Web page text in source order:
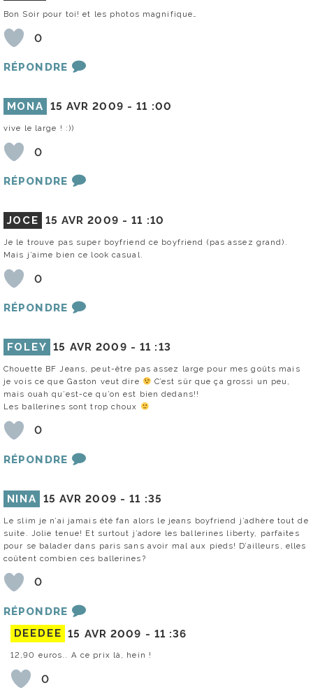
Bon Soir pour toi! et les photos magnifique…
0
RÉPONDRE
MONA 15 AVR 2009 -11 :00
vive le large ! :))
0
RÉPONDRE
JOCE 15 AVR 2009 -11 :10
Je le trouve pas super boyfriend ce boyfriend (pas assez grand).
Mais j’aime bien ce look casual.
0
RÉPONDRE
FOLEY 15 AVR 2009 -11 :13
Chouette BF Jeans, peut-être pas assez large pour mes goûts mais
je vois ce que Gaston veut dire
C’est sûr que ça grossi un peu,
mais ouah qu’est-ce qu’on est bien dedans!!
Les ballerines sont trop choux
0
RÉPONDRE
NINA 15 AVR 2009 -11 :35
Le slim je n’ai jamais été fan alors le jeans boyfriend j’adhère tout de
suite. Jolie tenue! Et surtout j’adore les ballerines liberty, parfaites
pour se balader dans paris sans avoir mal aux pieds! D’ailleurs, elles
coûtent combien ces ballerines?
0
RÉPONDRE
DEEDEE 15 AVR 2009 - 11 :36
12,90 euros.. A ce prix là, hein !
0